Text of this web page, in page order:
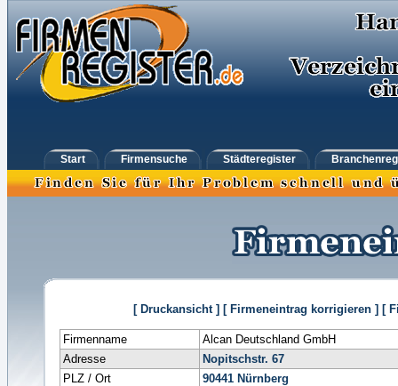
Start Firmensuche Städteregister
[ Druckansicht ] [ Firmeneintrag korrigieren ] [
Firmenname
Alcan Deutschland GmbH
Adresse
Nopitschstr. 67
PLZ / Ort
90441 Nürnberg